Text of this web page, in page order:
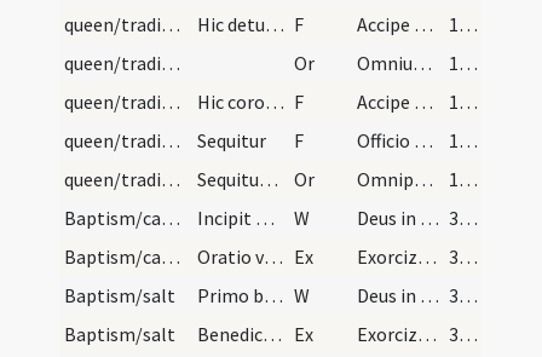
queen/traditio instrumentorum/1
Hic detur ei anulus F Accipe anulum fidei ... veritatis advocare. Per Christum Dominum
177 (132)
queen/traditio instrumentorum/7
Or Omnium fons bonorum Domine ... corrobora gloriam. Per Dominum nostrum
177 (132)
queen/traditio instrumentorum/2
Hic coronetur dicendo F Accipe coronam gloriae ... exultatione coroneris. Per Christum dominum nostrum
177 (132)
queen/traditio instrumentorum/8
Sequitur F Officio nostrae indignitatis in reginam ... merearis ingredi ianuam. Auxiliante eodem Domino nostro Iesu Christo qui cum Deo Patre...
177 (132)
queen/traditio instrumentorum/9
Sequitur oratio Or Omnipotens sempiterne Deus affluentem Spiritum ... separetur indigna.
178 (133)
Baptism/catechumen oil
Incipit ordo ad catechuminem faciendum. Benedic o… W Deus in adiutorium
347
Baptism/catechumen oil
Oratio vel benedictio olei. Ex Exorcizo te creatura olei
347
Baptism/salt
Primo benedicetur sal deinde cum portatus fuerit… W Deus in adiutorium
347
Baptism/salt
Benedictio salis. Ex Exorcizo te creatura salis
347